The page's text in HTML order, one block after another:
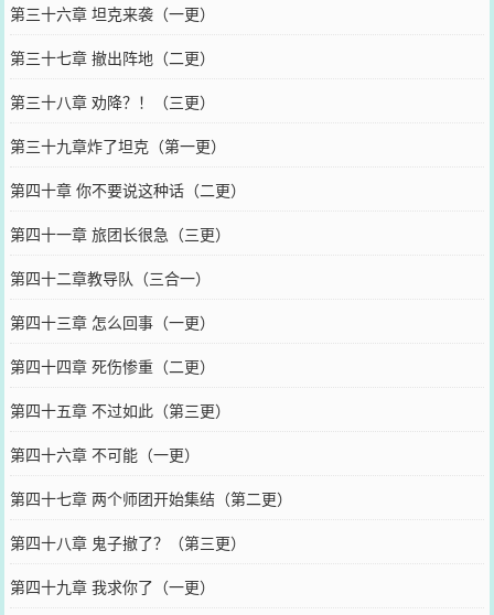
第三十六章 坦克来袭（一更）
第三十七章 撤出阵地（二更）
第三十八章 劝降？！（三更）
第三十九章炸了坦克（第一更）
第四十章 你不要说这种话（二更）
第四十一章 旅团长很急（三更）
第四十二章教导队（三合一）
第四十三章 怎么回事（一更）
第四十四章 死伤惨重（二更）
第四十五章 不过如此（第三更）
第四十六章 不可能（一更）
第四十七章 两个师团开始集结（第二更）
第四十八章 鬼子撤了？（第三更）
第四十九章 我求你了（一更）